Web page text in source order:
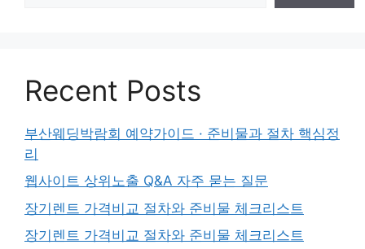
Recent Posts
부산웨딩박람회 예약가이드 · 준비물과 절차 핵심정
리
웹사이트 상위노출 Q&A 자주 묻는 질문
장기렌트 가격비교 절차와 준비물 체크리스트
장기렌트 가격비교 절차와 준비물 체크리스트